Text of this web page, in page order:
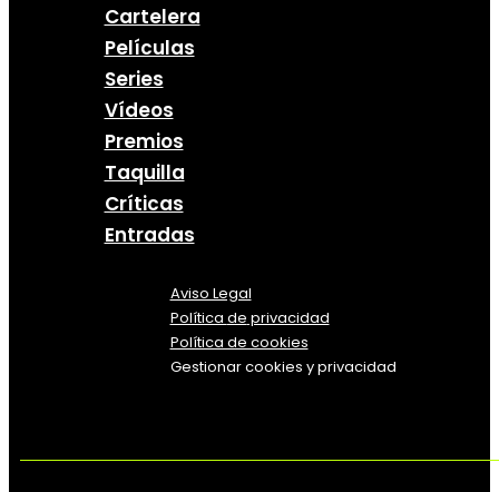
Cartelera
Películas
Series
Vídeos
Premios
Taquilla
Críticas
Entradas
Aviso Legal
Política de privacidad
Política de cookies
Gestionar cookies y privacidad